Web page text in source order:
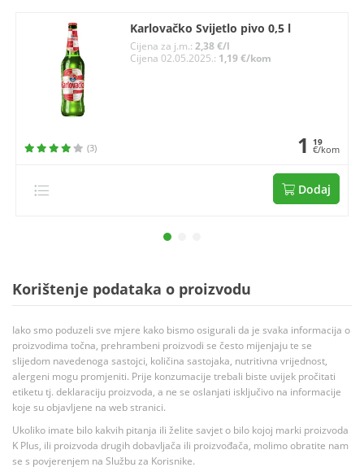
Karlovačko Svijetlo pivo 0,5 l
Cijena za j.m.:2,38 €/l
Cijena 02.05.2025.: 1,19 €/kom
(3) 1 19
€/kom
Dodaj
Korištenje podataka o proizvodu
Iako smo poduzeli sve mjere kako bismo osigurali da je svaka informacija o
proizvodima točna, prehrambeni proizvodi se često mijenjaju te se
slijedom navedenoga sastojci, količina sastojaka, nutritivna vrijednost,
alergeni mogu promjeniti. Prije konzumacije trebali biste uvijek pročitati
etiketu tj. deklaraciju proizvoda, a ne se oslanjati isključivo na informacije
koje su objavljene na web stranici.
Ukoliko imate bilo kakvih pitanja ili želite savjet o bilo kojoj marki proizvoda
K Plus, ili proizvoda drugih dobavljača ili proizvođača, molimo obratite nam
se s povjerenjem na Službu za Korisnike.